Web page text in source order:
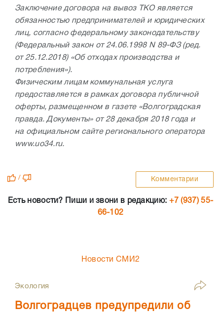
Заключение договора на вывоз ТКО является
обязанностью предпринимателей и юридических
лиц, согласно федеральному законодательству
(Федеральный закон от 24.06.1998 N 89-ФЗ (ред.
от 25.12.2018) «Об отходах производства и
потребления»).
Физическим лицам коммунальная услуга
предоставляется в рамках договора публичной
оферты, размещенном в газете «Волгоградская
правда. Документы» от 28 декабря 2018 года и
на официальном сайте регионального оператора
www.uo34.ru.
/ Комментарии
Есть новости? Пиши и звони в редакцию: +7 (937) 55-
66-102
Новости СМИ2
Экология
Волгоградцев предупредили об